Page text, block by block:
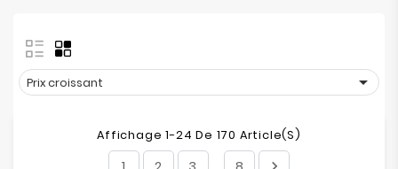
Impression
Prix croissant 
Affichage 1-24 De 170 Article(s)